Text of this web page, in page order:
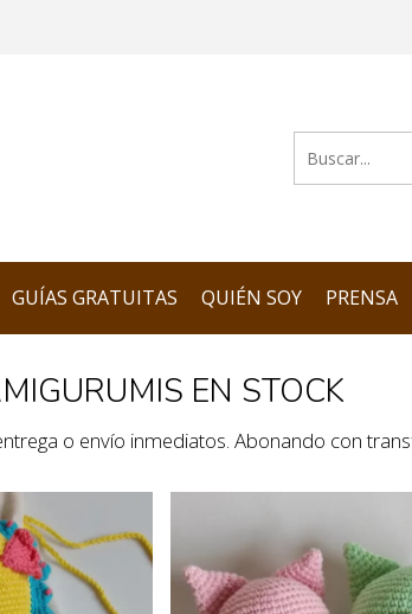
GUÍAS GRATUITAS QUIÉN SOY PRENSA
EN STOCK
o envío inmediatos. Abonando con